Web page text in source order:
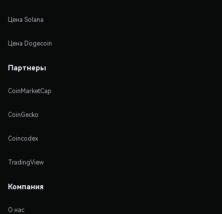
Цена Solana
Цена Dogecoin
Партнеры
CoinMarketCap
CoinGecko
Coincodex
TradingView
Компания
О нас